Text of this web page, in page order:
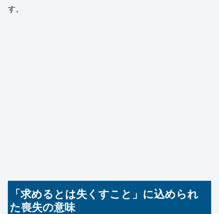
す。
「求めるとは失くすこと」に込められ
た喪失の意味